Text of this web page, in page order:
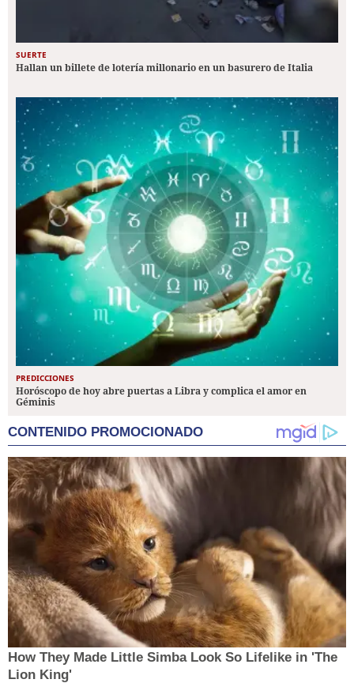
SUERTE
Hallan un billete de lotería millonario en un basurero de Italia
PREDICCIONES
Horóscopo de hoy abre puertas a Libra y complica el amor en
Géminis
CONTENIDO PROMOCIONADO
How They Made Little Simba Look So Lifelike in 'The
Lion King'